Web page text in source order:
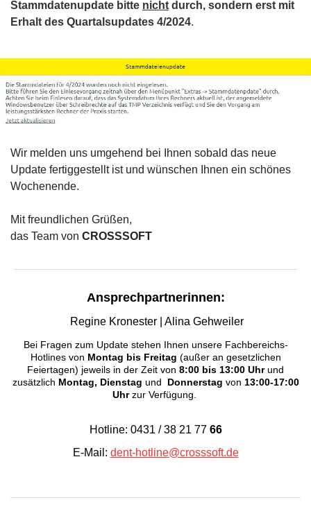
Stammdatenupdate bitte nicht durch, sondern erst mit
Erhalt des Quartalsupdates 4/2024.
Wir melden uns umgehend bei Ihnen sobald das neue
Update fertiggestellt ist und wünschen Ihnen ein schönes
Wochenende.
Mit freundlichen Grüßen,
das Team von CROSSSOFT
Ansprechpartnerinnen:
Regine Kronester | Alina Gehweiler
Bei Fragen zum Update stehen Ihnen unsere Fachbereichs-
Hotlines von Montag bis Freitag (außer an gesetzlichen
Feiertagen) jeweils in der Zeit von 8:00 bis 13:00 Uhrund
zusätzlich Montag, Dienstag und Donnerstag von 13:00-17:00
Uhrzur Verfügung.
Hotline: 0431 / 38 21 77 66
E-Mail: dent-hotline@crosssoft.de